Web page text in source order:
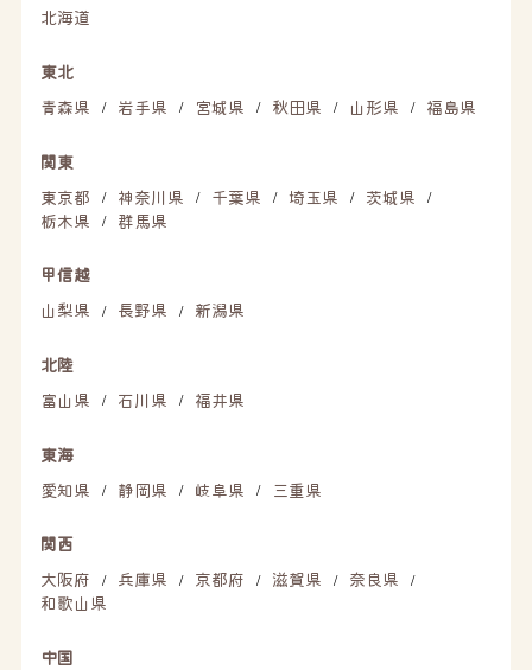
北海道
東北
青森県
/ 岩手県 / 宮城県 / 秋田県 / 山形県 / 福島県
関東
東京都
/ 神奈川県 / 千葉県 / 埼玉県 / 茨城県 /
栃木県 / 群馬県
甲信越
山梨県
/ 長野県 / 新潟県
北陸
富山県
/ 石川県 / 福井県
東海
愛知県
/ 静岡県 / 岐阜県 / 三重県
関西
大阪府
/ 兵庫県 / 京都府 / 滋賀県 / 奈良県 /
和歌山県
中国